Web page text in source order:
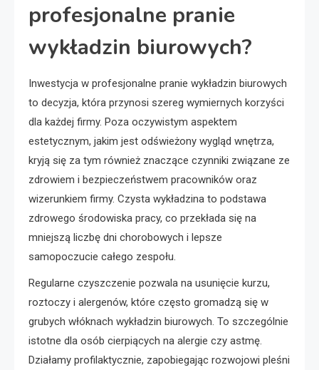
profesjonalne pranie
wykładzin biurowych?
Inwestycja w profesjonalne pranie wykładzin biurowych
to decyzja, która przynosi szereg wymiernych korzyści
dla każdej firmy. Poza oczywistym aspektem
estetycznym, jakim jest odświeżony wygląd wnętrza,
kryją się za tym również znaczące czynniki związane ze
zdrowiem i bezpieczeństwem pracowników oraz
wizerunkiem firmy. Czysta wykładzina to podstawa
zdrowego środowiska pracy, co przekłada się na
mniejszą liczbę dni chorobowych i lepsze
samopoczucie całego zespołu.
Regularne czyszczenie pozwala na usunięcie kurzu,
roztoczy i alergenów, które często gromadzą się w
grubych włóknach wykładzin biurowych. To szczególnie
istotne dla osób cierpiących na alergie czy astmę.
Działamy profilaktycznie, zapobiegając rozwojowi pleśni